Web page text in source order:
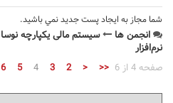
شما مجاز به ايجاد پست جديد نمي باشيد.
انجمن ها سیستم مالی یکپارچه نوسا
نرم‌افزار
صفحه 4 از 6
<<
<
2
3
4
5
6